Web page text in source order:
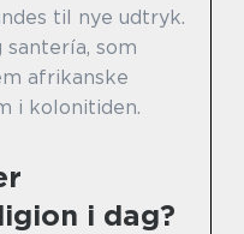
til nye udtryk.
som
afrikanske
i kolonitiden.
i dag?